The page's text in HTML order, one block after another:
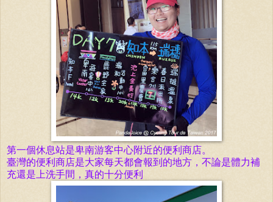
第一個休息站是卑南游客中心附近的便利商店。
臺灣的便利商店是大家每天都會報到的地方，不論是體力補
充還是上洗手間，真的十分便利